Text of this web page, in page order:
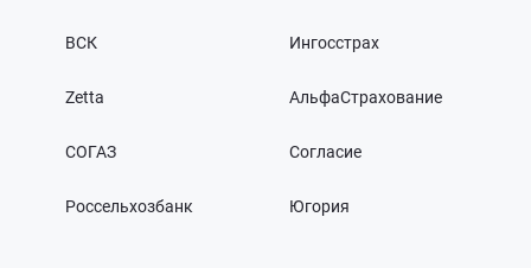
ВСК Ингосстрах
Zetta АльфаСтрахование
СОГАЗ Согласие
Россельхозбанк Югория